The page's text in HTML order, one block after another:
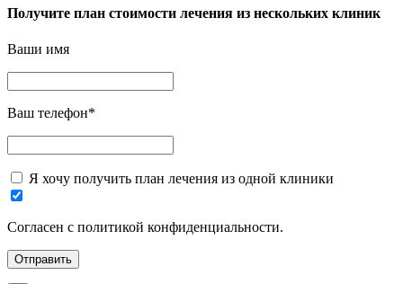
Получите план стоимости лечения из нескольких клиник
Ваши имя
Ваш телефон*
Я хочу получить план лечения из одной клиники
Согласен с политикой конфиденциальности.